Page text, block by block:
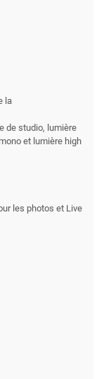
la
de studio, lumière
et lumière high
les photos et Live